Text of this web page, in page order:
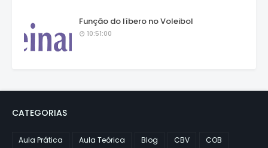
Função do líbero no Voleibol
10:51:00
CATEGORIAS
Aula Prática Aula Teórica Blog CBV
COB